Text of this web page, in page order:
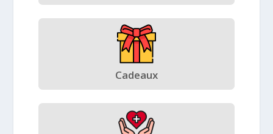
Cadeaux